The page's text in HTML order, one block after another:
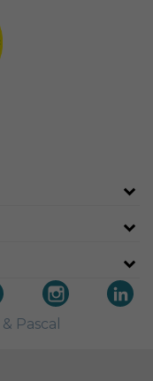
& Pascal